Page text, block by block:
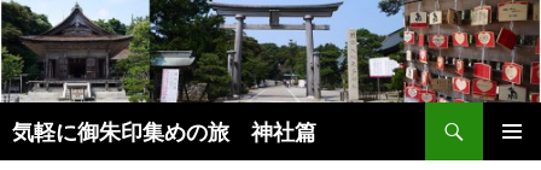
コ
ン
テ
ン
ツ
へ
気軽に御朱印集めの旅 神社篇
索